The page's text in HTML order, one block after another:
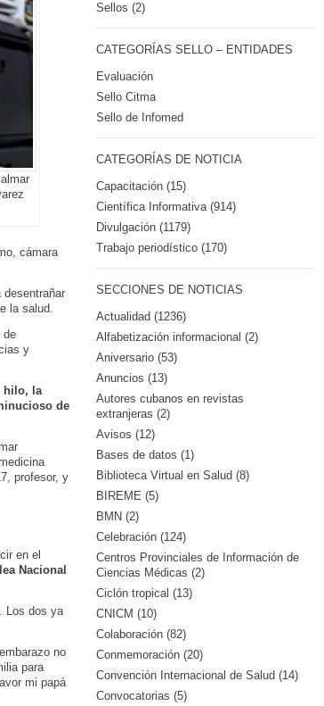
cámara
la salud.
de
y
hilo, la
de
profesor, y
en el
Nacional
Los dos ya
no
para
mi papá
Sellos (2)
CATEGORÍAS SELLO – ENTIDADES
Evaluación
Sello Citma
Sello de Infomed
CATEGORÍAS DE NOTICIA
Capacitación (15)
Científica Informativa (914)
Divulgación (1179)
Trabajo periodístico (170)
SECCIONES DE NOTICIAS
Actualidad (1236)
Alfabetización informacional (2)
Aniversario (53)
Anuncios (13)
Autores cubanos en revistas
extranjeras (2)
Avisos (12)
Bases de datos (1)
Biblioteca Virtual en Salud (8)
BIREME (5)
BMN (2)
Celebración (124)
Centros Provinciales de Información de
Ciencias Médicas (2)
Ciclón tropical (13)
CNICM (10)
Colaboración (82)
Conmemoración (20)
Convención Internacional de Salud (14)
Convocatorias (5)